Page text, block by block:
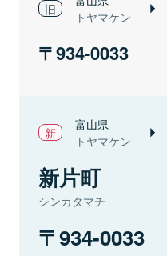
トヤマケン
934-0033
富山県
トヤマケン
新片町
シンカタマチ
934-0033